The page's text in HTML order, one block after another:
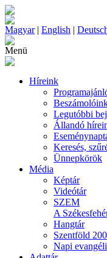
Magyar| English |
Menü
Híreink
Legutóbbi
Állandó
Keresés,
Ünnepkörök
Média
Képtár
Videótár
SZEM
A
Hangtár
Szentföld
Napi